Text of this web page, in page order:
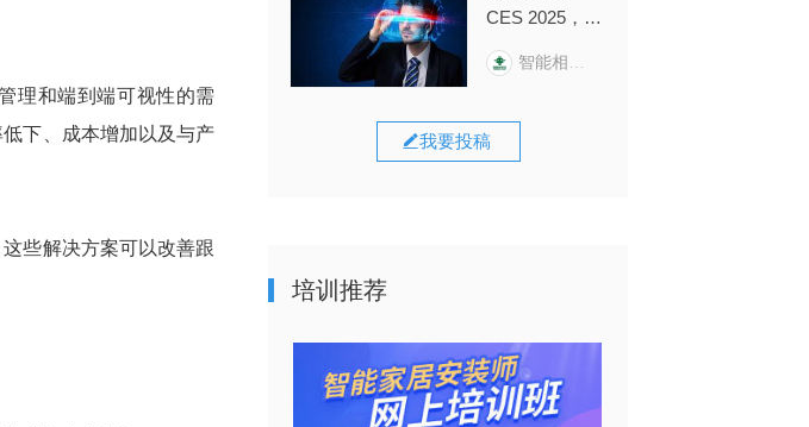
理和端到端可视性的需
下、成本增加以及与产
些解决方案可以改善跟
CES 2025，一
场关于“输
入”与“输出”的
智能相对论
我要投稿
培训推荐